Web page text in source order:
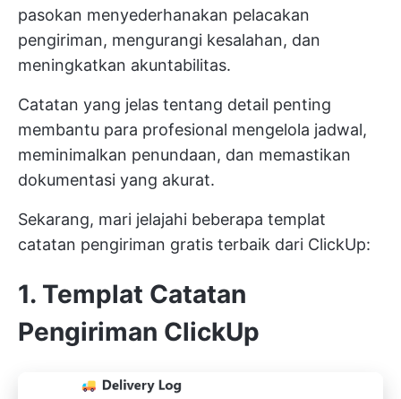
pasokan menyederhanakan pelacakan
pengiriman, mengurangi kesalahan, dan
meningkatkan akuntabilitas.
Catatan yang jelas tentang detail penting
membantu para profesional mengelola jadwal,
meminimalkan penundaan, dan memastikan
dokumentasi yang akurat.
Sekarang, mari jelajahi beberapa templat
catatan pengiriman gratis terbaik dari ClickUp:
1. Templat Catatan
Pengiriman ClickUp